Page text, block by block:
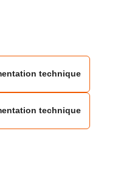
technique
technique